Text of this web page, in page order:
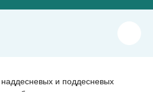
и поддесневых